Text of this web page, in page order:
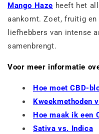
Mango Haze heeft het
aankomt. Zoet, fruitig
liefhebbers van intense
samenbrengt.
Voor meer informatie
Hoe moet CBD-
Kweekmethoden
Hoe maak ik een
Sativa vs. Indica